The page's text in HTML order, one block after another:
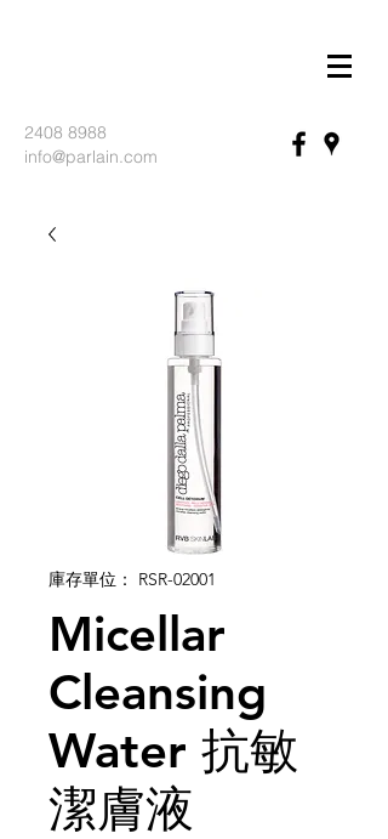
2408 8988
info@parlain.com
庫存單位： RSR-02001
Micellar
Cleansing
Water 抗敏
潔膚液